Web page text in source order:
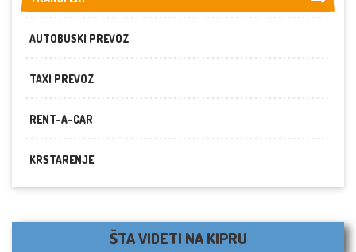
AUTOBUSKI PREVOZ
TAXI PREVOZ
RENT-A-CAR
KRSTARENJE
ŠTA VIDETI NA KIPRU